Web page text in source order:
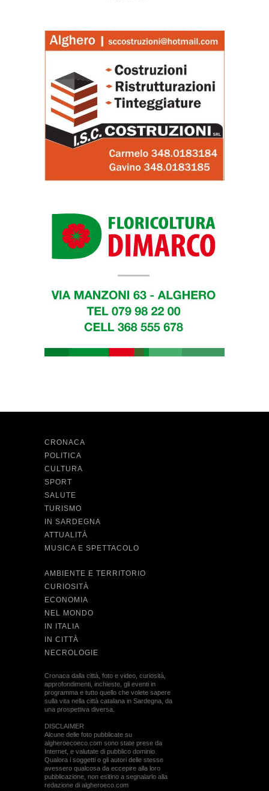
CRONACA
POLITICA
CULTURA
SPORT
SALUTE
TURISMO
IN SARDEGNA
ATTUALITÀ
MUSICA E SPETTACOLO
AMBIENTE E TERRITORIO
CURIOSITÀ
ECONOMIA
NEL MONDO
IN ITALIA
IN CITTÀ
NECROLOGIE
Cronaca dalla città, foto e video, curiosità,
approfondimenti, inchieste, gli eventi in
programma e tutto quello che volete sapere
sulla vita nella città catalana in Sardegna, da
una prospettiva diversa.
DISCLAIMER
Alcune delle foto pubblicate su
algheroecoeco.com sono state prese da
Internet, e valutate di pubblico dominio.
Qualora i soggetti o gli autori delle stesse
avessero qualcosa da eccepire alla loro
pubblicazione, non esitino a segnalarlo alla
redazione di algheroeco.com